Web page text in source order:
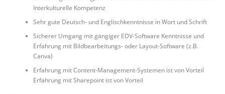
Interkulturelle Kompetenz
Sehr gute Deutsch- und Englischkenntnisse in Wort und Schrift
Sicherer Umgang mit gängiger EDV-Software Kenntnisse und
Erfahrung mit Bildbearbeitungs- oder Layout-Software (z.B.
Canva)
Erfahrung mit Content-Management-Systemen ist von Vorteil
Erfahrung mit Sharepoint ist von Vorteil